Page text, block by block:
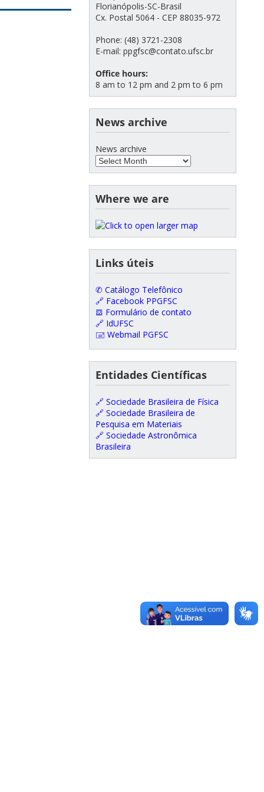
Florianópolis-SC-Brasil
Cx. Postal 5064 - CEP 88035-972
Phone: (48) 3721-2308
E-mail: ppgfsc@contato.ufsc.br
Office hours:
8 am to 12 pm and 2 pm to 6 pm
News archive
News archive
Where we are
Links úteis
✆ Catálogo Telefônico
🔗 Facebook PPGFSC
𝌕 Formulário de contato
🔗 IdUFSC
🖃 Webmail PGFSC
Entidades Científicas
🔗 Sociedade Brasileira de Física
🔗 Sociedade Brasileira de
Pesquisa em Materiais
🔗 Sociedade Astronômica
Brasileira